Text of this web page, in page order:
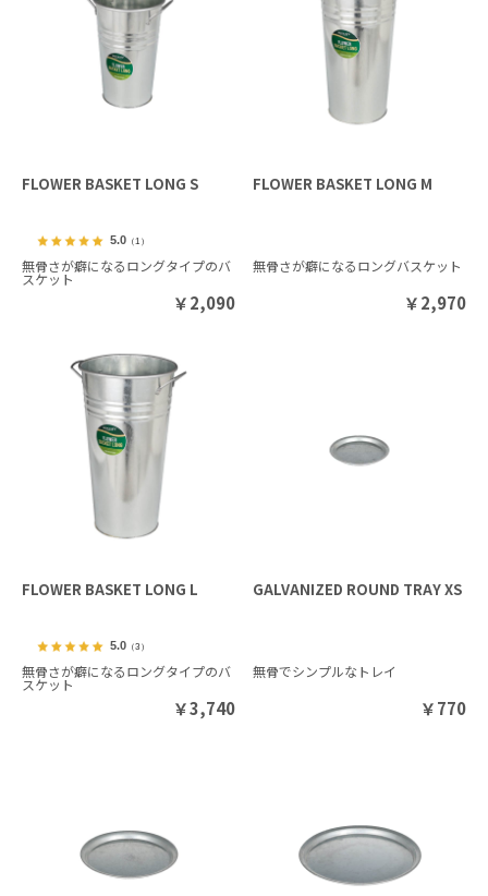
FLOWER BASKET LONG S
5.0（1）
無骨さが癖になるロングタイプのバ
スケット
￥2,090
FLOWER BASKET LONG M
無骨さが癖になるロングバスケット
￥2,970
FLOWER BASKET LONG L
5.0（3）
無骨さが癖になるロングタイプのバ
スケット
￥3,740
GALVANIZED ROUND TRAY XS
無骨でシンプルなトレイ
￥770